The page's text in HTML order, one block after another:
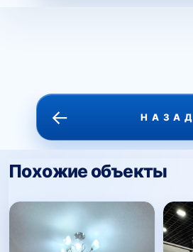
← НАЗАД
Похожие объекты